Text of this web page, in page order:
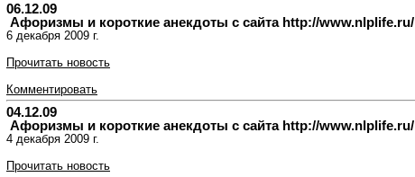
06.12.09
Афоризмы и короткие анекдоты с сайта http://www.nlplife.ru/
6 декабря 2009 г.
Прочитать новость
Комментировать
04.12.09
Афоризмы и короткие анекдоты с сайта http://www.nlplife.ru/
4 декабря 2009 г.
Прочитать новость